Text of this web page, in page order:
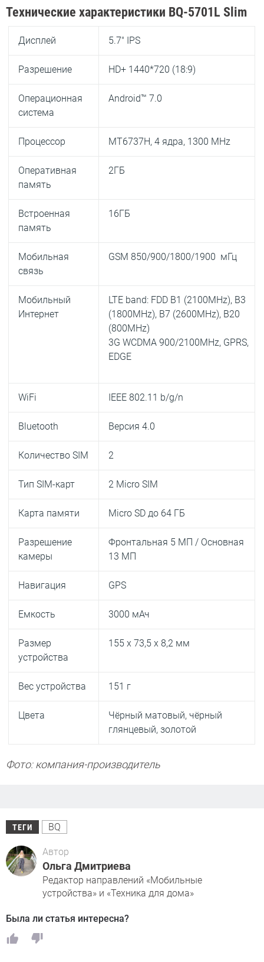
Технические характеристики BQ-5701L Slim
Дисплей 5.7″ IPS
Разрешение HD+ 1440*720 (18:9)
Операционная
система
Android™ 7.0
Процессор MT6737H, 4 ядра, 1300 MHz
Оперативная
память
2ГБ
Встроенная
память
16ГБ
Мобильная
связь
GSM 850/900/1800/1900 мГц
Мобильный
Интернет
LTE band: FDD B1 (2100MHz), B3
(1800MHz), B7 (2600MHz), B20
(800MHz)
3G WCDMA 900/2100MHz, GPRS,
EDGE
WiFi IEEE 802.11 b/g/n
Bluetooth Версия 4.0
Количество SIM 2
Тип SIM-карт 2 Micro SIM
Карта памяти Micro SD до 64 ГБ
Разрешение
камеры
Фронтальная 5 МП / Основная
13 МП
Навигация GPS
Емкость 3000 мАч
Размер
устройства
155 х 73,5 х 8,2 мм
Вес устройства 151 г
Цвета
Чёрный матовый, чёрный
глянцевый, золотой
Фото: компания-производитель
ТЕГИ BQ
Автор
Ольга Дмитриева
Редактор направлений «Мобильные
устройства» и «Техника для дома»
Была ли статья интересна?